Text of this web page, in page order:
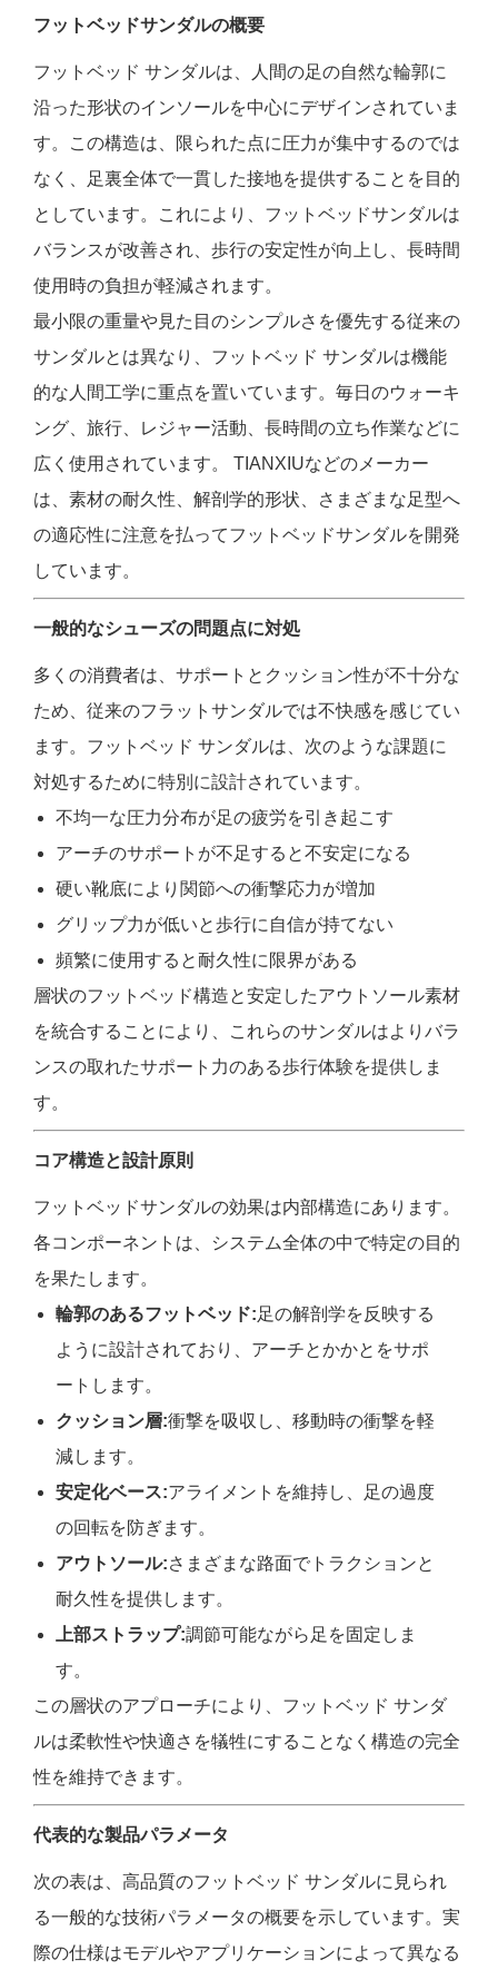
フットベッドサンダルの概要
フットベッド サンダルは、人間の足の自然な輪郭に
沿った形状のインソールを中心にデザインされていま
す。この構造は、限られた点に圧力が集中するのでは
なく、足裏全体で一貫した接地を提供することを目的
としています。これにより、フットベッドサンダルは
バランスが改善され、歩行の安定性が向上し、長時間
使用時の負担が軽減されます。
最小限の重量や見た目のシンプルさを優先する従来の
サンダルとは異なり、フットベッド サンダルは機能
的な人間工学に重点を置いています。毎日のウォーキ
ング、旅行、レジャー活動、長時間の立ち作業などに
広く使用されています。 TIANXIUなどのメーカー
は、素材の耐久性、解剖学的形状、さまざまな足型へ
の適応性に注意を払ってフットベッドサンダルを開発
しています。
一般的なシューズの問題点に対処
多くの消費者は、サポートとクッション性が不十分な
ため、従来のフラットサンダルでは不快感を感じてい
ます。フットベッド サンダルは、次のような課題に
対処するために特別に設計されています。
不均一な圧力分布が足の疲労を引き起こす
アーチのサポートが不足すると不安定になる
硬い靴底により関節への衝撃応力が増加
グリップ力が低いと歩行に自信が持てない
頻繁に使用すると耐久性に限界がある
層状のフットベッド構造と安定したアウトソール素材
を統合することにより、これらのサンダルはよりバラ
ンスの取れたサポート力のある歩行体験を提供しま
す。
コア構造と設計原則
フットベッドサンダルの効果は内部構造にあります。
各コンポーネントは、システム全体の中で特定の目的
を果たします。
輪郭のあるフットベッド:足の解剖学を反映する
ように設計されており、アーチとかかとをサポ
ートします。
クッション層:衝撃を吸収し、移動時の衝撃を軽
減します。
安定化ベース:アライメントを維持し、足の過度
の回転を防ぎます。
アウトソール:さまざまな路面でトラクションと
耐久性を提供します。
上部ストラップ:調節可能ながら足を固定しま
す。
この層状のアプローチにより、フットベッド サンダ
ルは柔軟性や快適さを犠牲にすることなく構造の完全
性を維持できます。
代表的な製品パラメータ
次の表は、高品質のフットベッド サンダルに見られ
る一般的な技術パラメータの概要を示しています。実
際の仕様はモデルやアプリケーションによって異なる